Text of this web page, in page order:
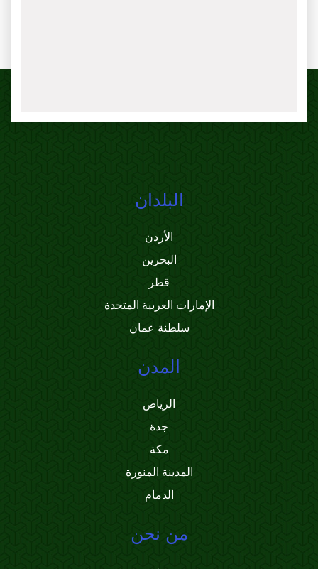
البلدان
الأردن
البحرين
قطر
الإمارات العربية المتحدة
سلطنة عمان
المدن
الرياض
جدة
مكة
المدينة المنورة
الدمام
من نحن